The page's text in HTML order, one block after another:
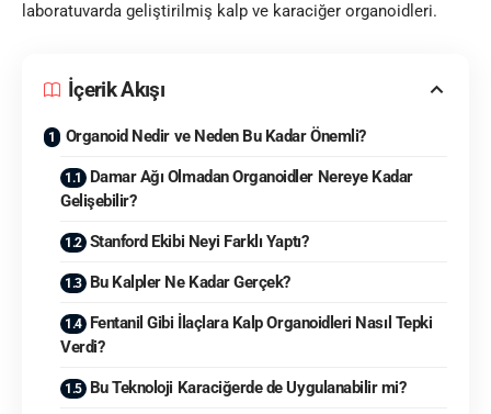
laboratuvarda geliştirilmiş kalp ve karaciğer organoidleri.
İçerik Akışı
Organoid Nedir ve Neden Bu Kadar Önemli?
Damar Ağı Olmadan Organoidler Nereye Kadar
Gelişebilir?
Stanford Ekibi Neyi Farklı Yaptı?
Bu Kalpler Ne Kadar Gerçek?
Fentanil Gibi İlaçlara Kalp Organoidleri Nasıl Tepki
Verdi?
Bu Teknoloji Karaciğerde de Uygulanabilir mi?